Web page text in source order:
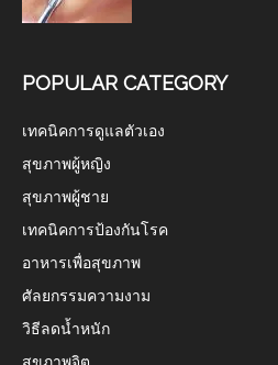
POPULAR CATEGORY
เทคนิคการดูแลตัวเอง
สุขภาพผู้หญิง
สุขภาพผู้ชาย
เทคนิคการป้องกันโรค
อาหารเพื่อสุขภาพ
ศัลยกรรมความงาม
วิธีลดน้ำหนัก